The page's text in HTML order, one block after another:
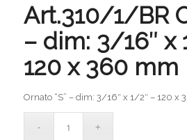
Art.310/1/BR
– dim: 3/16″ x
120 x 360 mm
Ornato “S” – dim: 3/16″ x 1/2″ – 120 x